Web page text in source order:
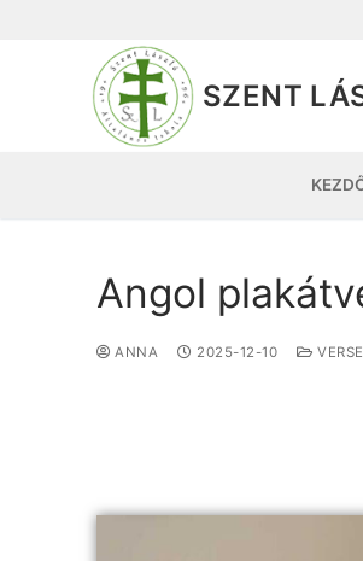
SZENT
Angol
ANNA 2025-12-10